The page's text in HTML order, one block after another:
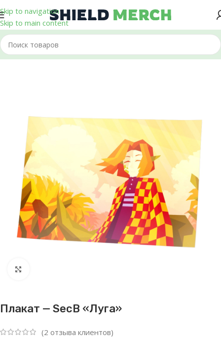
Skip to navigation
Skip to main content
Главная/Плакаты
Плакат — SecB «Луга»
(2 отзыва клиентов)